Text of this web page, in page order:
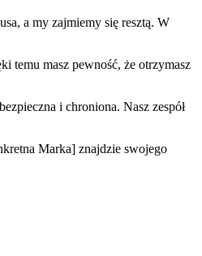
a my zajmiemy się resztą. W
temu masz pewność, że otrzymasz
i chroniona. Nasz zespół
Marka] znajdzie swojego